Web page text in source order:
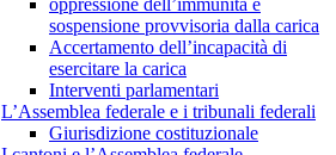
oppressione dell’immunità e
sospensione provvisoria dalla carica
Accertamento dell’incapacità di
esercitare la carica
Interventi parlamentari
L’Assemblea federale e i tribunali federali
Giurisdizione costituzionale